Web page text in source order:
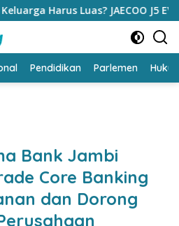
JAECOO J5 EV Punya Jawaban
Pendidikan Parlemen
Bank Jambi
Core Banking
dan Dorong